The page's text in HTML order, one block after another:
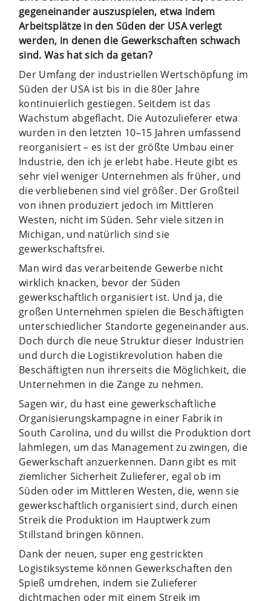
gegeneinander auszuspielen, etwa indem
Arbeitsplätze in den Süden der USA verlegt
werden, in denen die Gewerkschaften schwach
sind. Was hat sich da getan?
Der Umfang der industriellen Wertschöpfung im
Süden der USA ist bis in die 80er Jahre
kontinuierlich gestiegen. Seitdem ist das
Wachstum abgeflacht. Die Autozulieferer etwa
wurden in den letzten 10–15 Jahren umfassend
reorganisiert – es ist der größte Umbau einer
Industrie, den ich je erlebt habe. Heute gibt es
sehr viel weniger Unternehmen als früher, und
die verbliebenen sind viel größer. Der Großteil
von ihnen produziert jedoch im Mittleren
Westen, nicht im Süden. Sehr viele sitzen in
Michigan, und natürlich sind sie
gewerkschaftsfrei.
Man wird das verarbeitende Gewerbe nicht
wirklich knacken, bevor der Süden
gewerkschaftlich organisiert ist. Und ja, die
großen Unternehmen spielen die Beschäftigten
unterschiedlicher Standorte gegeneinander aus.
Doch durch die neue Struktur dieser Industrien
und durch die Logistikrevolution haben die
Beschäftigten nun ihrerseits die Möglichkeit, die
Unternehmen in die Zange zu nehmen.
Sagen wir, du hast eine gewerkschaftliche
Organisierungskampagne in einer Fabrik in
South Carolina, und du willst die Produktion dort
lahmlegen, um das Management zu zwingen, die
Gewerkschaft anzuerkennen. Dann gibt es mit
ziemlicher Sicherheit Zulieferer, egal ob im
Süden oder im Mittleren Westen, die, wenn sie
gewerkschaftlich organisiert sind, durch einen
Streik die Produktion im Hauptwerk zum
Stillstand bringen können.
Dank der neuen, super eng gestrickten
Logistiksysteme können Gewerkschaften den
Spieß umdrehen, indem sie Zulieferer
dichtmachen oder mit einem Streik im